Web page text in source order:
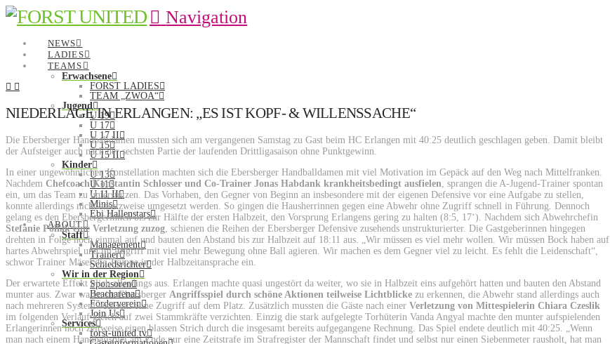
Navigation
NEWS
LADIES
TEAMS
Erwachsene
FORST LADIES
TEAM „ZWOA“
Jugend
U 19
U 17
U 17 II
U 15
U 15 II
Kinder
U 13
U 11
U 11 II
Minis
Ebi Hallenstars
ABOUT
Staff
Management
Trainer
Schiedsrichter
Wir in der Region
Sponsoren
Beacharena
Förderverein
Join Us
Services
forst-united.tv
NIEDERLAGE IN ERLANGEN: „ES IST KOPF- & WILLENSSACHE“
Die Ebersberger Handballdamen mussten sich am vergangenen Samstag zu Gast beim HC Erlangen mit 40:25 deutlich geschlagen geben. Damit bleibt
der Aufsteiger auch nach der sechsten Partie der laufenden Drittligasaison ohne Punktgewinn.
In einer ungewöhnlichen Konstellation machten sich die Ebersberger Handballdamen mit viel Motivation im Gepäck auf den Weg nach Mittelfranken.
Nachdem Chefcoach Konstantin Schlosser und Co-Trainer Jonas Habdank krankheitsbedingt ausfielen , sprangen die A-Jugend-Trainer spontan
ein, um das Team zu unterstützen. Das Vorhaben, den Gegner von Beginn an insbesondere mit der eigenen Defensive vor eine Aufgabe zu stellen,
konnte allerdings nicht ansatzweise umgesetzt werden. So gingen die Hausherrinnen gegen eine Abwehr ohne Zugriff schnell in Führung. Dennoch
gelang es den Ebersbergerinnen bis zur Hälfte der ersten Halbzeit, den Vorsprung Erlangens gering zu halten (8:5, 17‘). Nachdem sich Abwehrchefin
Stefanie Pollak eine Verletzung zuzog , schienen die Reihen der Ebersberger Defensive zusehends unstrukturierter. Die Gastgeberinnen hingegen
drehten in Folge noch einmal auf und bauten den Abstand bis zur Halbzeit auf 18:11 aus. „Wir müssen es viel mehr wollen. Wir müssen Bock haben auf
hartes Abwehrspiel und im Angriff mit viel mehr Bewegung ohne Ball agieren. Wir machen es dem Gegner viel zu leicht. Es fehlt die Leidenschaft“,
schwor Trainer Mäsel die Truppe in der Halbzeitansprache ein.
Der erwartete Effekt blieb allerdings aus. Erlangen machte quasi ungestört da weiter, wo sie in Halbzeit eins aufgehört hatten und bauten den Abstand
munter aus. Zwar waren im Ebersberger Angriffsspiel durch schöne Aktionen teilweise Lichtblicke zu erkennen, die Abwehr stand allerdings auch
nach mehreren Systemwechseln ohne Zugriff auf dem Platz. Zusätzlich mussten die Gäste nach einer Verletzung von Mittespielerin Chiara Czeslik
im folgenden Verlauf gleich auf zwei Stammkräfte verzichten. Einzig die stark aufgelegte Torhüterin Vanda Angyal machte den munter aufspielenden
Erlangerinnen noch zeitweise einen blassen Strich durch die insgesamt bereits aufgegangene Rechnung. Das Spiel endete deutlich mit 40:25. „Wenn
man nach einem Handballspiel am Ende nur eine Zeitstrafe im Strafregister der Mannschaft findet und selbst nur einen Siebenmeter rausholt, hat man